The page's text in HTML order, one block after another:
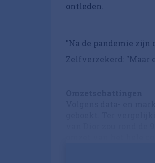
ontleden.
"Na de pandemie zijn
Zelfverzekerd: "Maar